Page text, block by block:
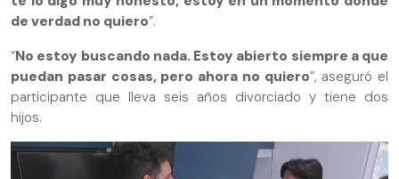
de verdad no quiero”.
“No estoy buscando nada. Estoy abierto siempre a que
puedan pasar cosas, pero ahora no quiero”, aseguró el
participante que lleva seis años divorciado y tiene dos
hijos.